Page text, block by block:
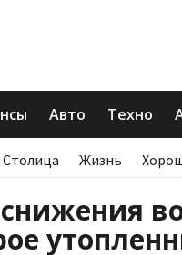
Авто Техно
Столица Жизнь